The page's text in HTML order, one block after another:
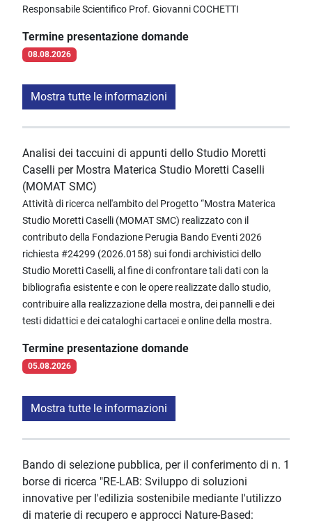
Responsabile Scientifico Prof. Giovanni COCHETTI
Termine presentazione domande
08.08.2026
Mostra tutte le informazioni
Analisi dei taccuini di appunti dello Studio Moretti
Caselli per Mostra Materica Studio Moretti Caselli
(MOMAT SMC)
Attività di ricerca nell'ambito del Progetto “Mostra Materica
Studio Moretti Caselli (MOMAT SMC) realizzato con il
contributo della Fondazione Perugia Bando Eventi 2026
richiesta #24299 (2026.0158) sui fondi archivistici dello
Studio Moretti Caselli, al fine di confrontare tali dati con la
bibliografia esistente e con le opere realizzate dallo studio,
contribuire alla realizzazione della mostra, dei pannelli e dei
testi didattici e dei cataloghi cartacei e online della mostra.
Termine presentazione domande
05.08.2026
Mostra tutte le informazioni
Bando di selezione pubblica, per il conferimento di n. 1
borse di ricerca "RE-LAB: Sviluppo di soluzioni
innovative per l'edilizia sostenibile mediante l'utilizzo
di materie di recupero e approcci Nature-Based: